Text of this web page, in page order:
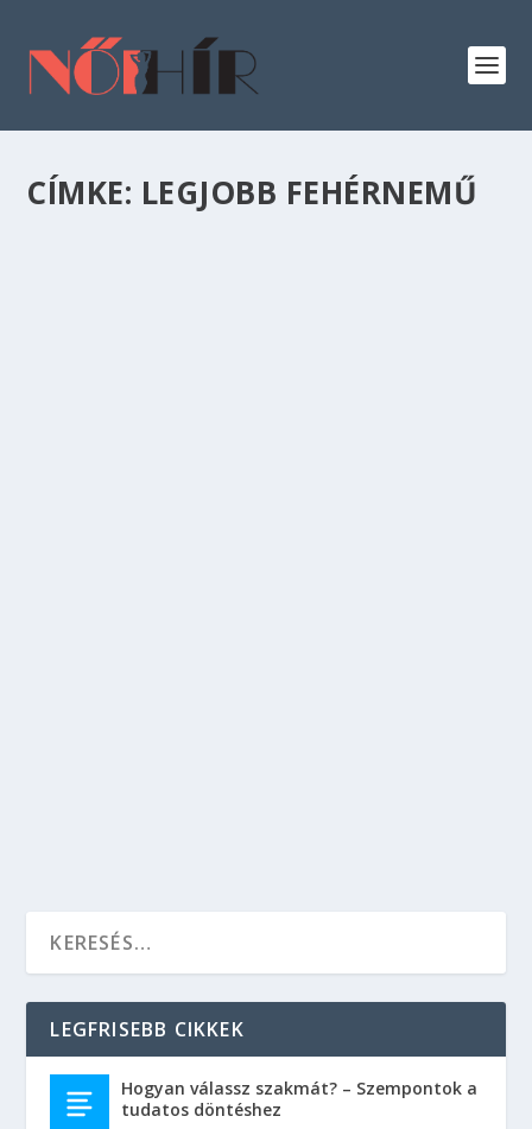
CÍMKE: LEGJOBB FEHÉRNEMŰ
LEGFRISEBB CIKKEK
Hogyan válassz szakmát? – Szempontok a
tudatos döntéshez